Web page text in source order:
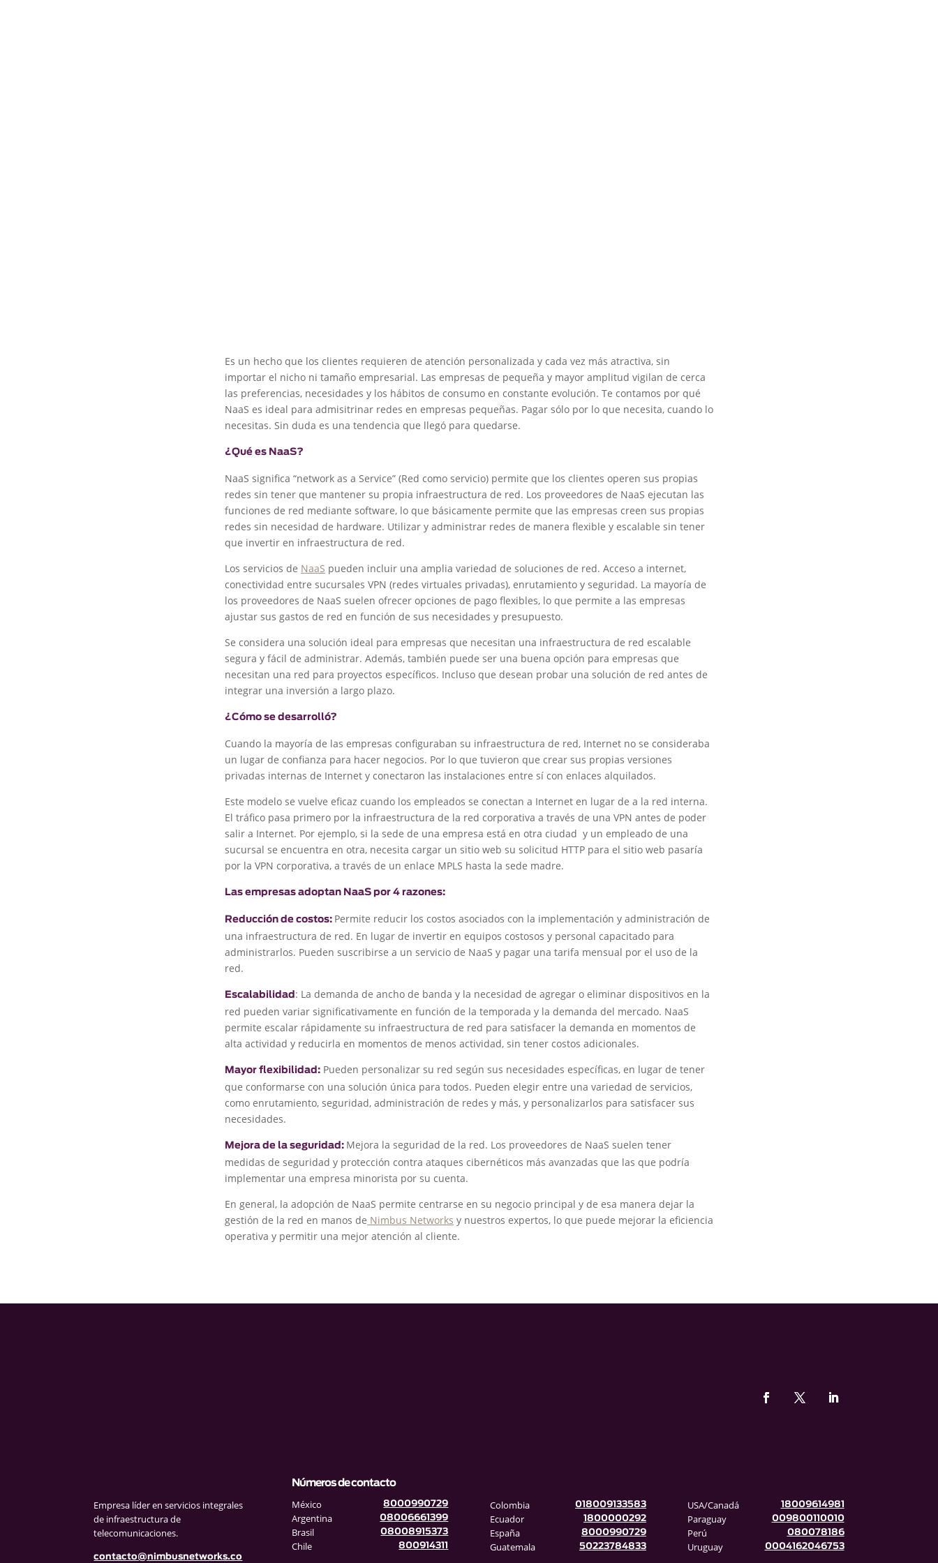
Es un hecho que los clientes requieren de atención personalizada y cada vez más atractiva, sin
importar el nicho ni tamaño empresarial. Las empresas de pequeña y mayor amplitud vigilan de cerca
las preferencias, necesidades y los hábitos de consumo en constante evolución. Te contamos por qué
NaaS es ideal para admisitrinar redes en empresas pequeñas. Pagar sólo por lo que necesita, cuando lo
necesitas. Sin duda es una tendencia que llegó para quedarse.
¿Qué es NaaS?
NaaS significa “network as a Service” (Red como servicio) permite que los clientes operen sus propias
redes sin tener que mantener su propia infraestructura de red. Los proveedores de NaaS ejecutan las
funciones de red mediante software, lo que básicamente permite que las empresas creen sus propias
redes sin necesidad de hardware. Utilizar y administrar redes de manera flexible y escalable sin tener
que invertir en infraestructura de red.
Los servicios de NaaS pueden incluir una amplia variedad de soluciones de red. Acceso a internet,
conectividad entre sucursales VPN (redes virtuales privadas), enrutamiento y seguridad. La mayoría de
los proveedores de NaaS suelen ofrecer opciones de pago flexibles, lo que permite a las empresas
ajustar sus gastos de red en función de sus necesidades y presupuesto.
Se considera una solución ideal para empresas que necesitan una infraestructura de red escalable
segura y fácil de administrar. Además, también puede ser una buena opción para empresas que
necesitan una red para proyectos específicos. Incluso que desean probar una solución de red antes de
integrar una inversión a largo plazo.
¿Cómo se desarrolló?
Cuando la mayoría de las empresas configuraban su infraestructura de red, Internet no se consideraba
un lugar de confianza para hacer negocios. Por lo que tuvieron que crear sus propias versiones
privadas internas de Internet y conectaron las instalaciones entre sí con enlaces alquilados.
Este modelo se vuelve eficaz cuando los empleados se conectan a Internet en lugar de a la red interna.
El tráfico pasa primero por la infraestructura de la red corporativa a través de una VPN antes de poder
salir a Internet. Por ejemplo, si la sede de una empresa está en otra ciudad y un empleado de una
sucursal se encuentra en otra, necesita cargar un sitio web su solicitud HTTP para el sitio web pasaría
por la VPN corporativa, a través de un enlace MPLS hasta la sede madre.
Las empresas adoptan NaaS por 4 razones:
Reducción de costos: Permite reducir los costos asociados con la implementación y administración de
una infraestructura de red. En lugar de invertir en equipos costosos y personal capacitado para
administrarlos. Pueden suscribirse a un servicio de NaaS y pagar una tarifa mensual por el uso de la
red.
Escalabilidad : La demanda de ancho de banda y la necesidad de agregar o eliminar dispositivos en la
red pueden variar significativamente en función de la temporada y la demanda del mercado. NaaS
permite escalar rápidamente su infraestructura de red para satisfacer la demanda en momentos de
alta actividad y reducirla en momentos de menos actividad, sin tener costos adicionales.
Mayor flexibilidad: Pueden personalizar su red según sus necesidades específicas, en lugar de tener
que conformarse con una solución única para todos. Pueden elegir entre una variedad de servicios,
como enrutamiento, seguridad, administración de redes y más, y personalizarlos para satisfacer sus
necesidades.
Mejora de la seguridad: Mejora la seguridad de la red. Los proveedores de NaaS suelen tener
medidas de seguridad y protección contra ataques cibernéticos más avanzadas que las que podría
implementar una empresa minorista por su cuenta.
En general, la adopción de NaaS permite centrarse en su negocio principal y de esa manera dejar la
gestión de la red en manos de Nimbus Networks y nuestros expertos, lo que puede mejorar la eficiencia
operativa y permitir una mejor atención al cliente.
Empresa líder en servicios integrales
de infraestructura de
telecomunicaciones.
contacto@nimbusnetworks.co
Números de contacto
México 8000990729
Argentina 08006661399
Brasil 08008915373
Chile 800914311
Colombia 018009133583
Ecuador 1800000292
España 8000990729
Guatemala 50223784833
USA/Canadá 18009614981
Paraguay 009800110010
Perú 080078186
Uruguay 0004162046753